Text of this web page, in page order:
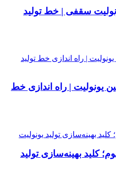
سقفی | خط تولید
یونولیت | راه اندازی خط
کلید بهینه‌سازی تولید